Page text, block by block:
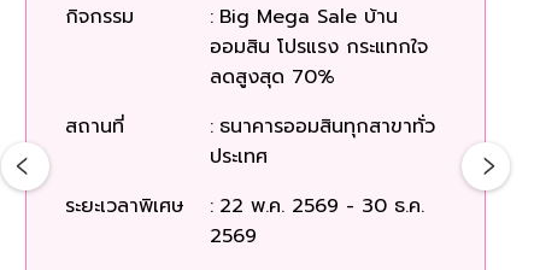
กิจกรรม : Big Mega Sale บ้าน
ออมสิน โปรแรง กระแทกใจ
ลดสูงสุด 70%
สถานที่
: ธนาคารออมสินทุกสาขาทั่ว
ประเทศ
ระยะเวลาพิเศษ
: 22 พ.ค. 2569 - 30 ธ.ค.
2569